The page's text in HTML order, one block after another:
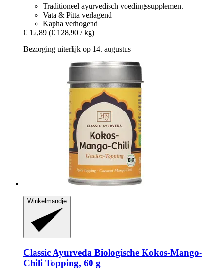
Traditioneel ayurvedisch voedingssupplement
Vata & Pitta verlagend
Kapha verhogend
€ 12,89 (€ 128,90 / kg)
Bezorging uiterlijk op 14. augustus
Winkelmandje
Classic Ayurveda Biologische Kokos-​Mango-​
Chili Topping, 60 g